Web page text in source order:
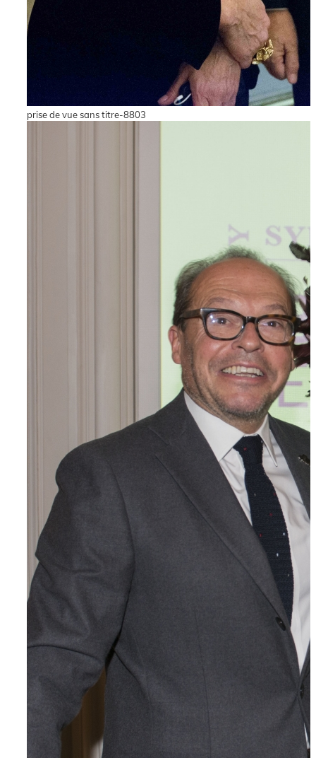
prise de vue sans titre-8803